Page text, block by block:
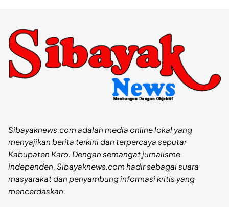
Sibayaknews.com adalah media online lokal yang
menyajikan berita terkini dan terpercaya seputar
Kabupaten Karo. Dengan semangat jurnalisme
independen, Sibayaknews.com hadir sebagai suara
masyarakat dan penyambung informasi kritis yang
mencerdaskan.